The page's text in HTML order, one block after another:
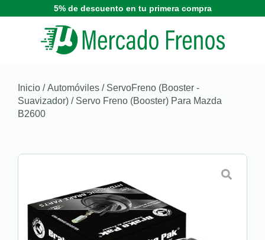
5% de descuento en tu primera compra
Inicio /Automóviles / ServoFreno (Booster -
Suavizador) / Servo Freno (Booster) Para Mazda
B2600